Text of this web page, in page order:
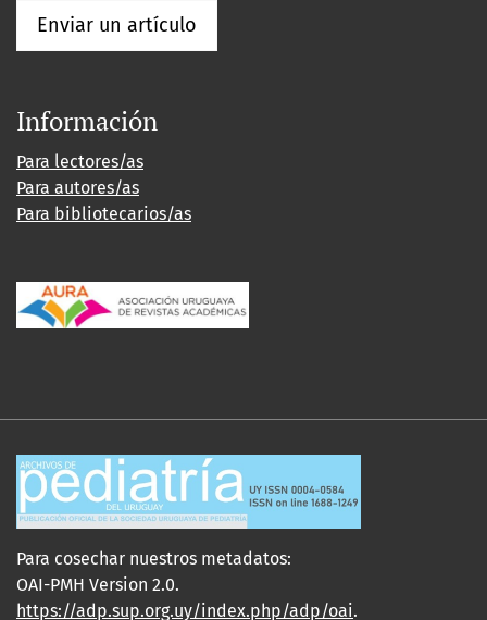
Enviar un artículo
Información
Para lectores/as
Para autores/as
Para bibliotecarios/as
Para cosechar nuestros metadatos:
OAI-PMH Version 2.0.
https://adp.sup.org.uy/index.php/adp/oai.